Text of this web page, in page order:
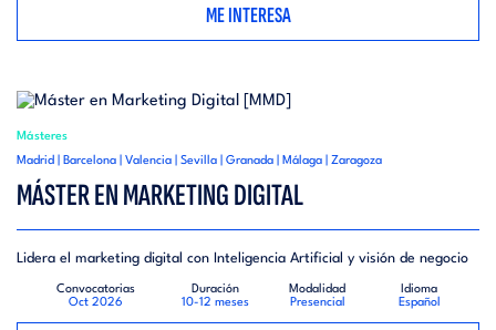
ME INTERESA
Másteres
Madrid | Barcelona | Valencia | Sevilla | Granada | Málaga | Zaragoza
MÁSTER EN MARKETING DIGITAL
Lidera el marketing digital con Inteligencia Artificial y visión de negocio
Convocatorias
Oct 2026
Duración
10-12 meses
Modalidad
Presencial
Idioma
Español